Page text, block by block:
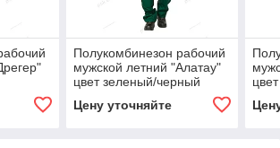
Полукомбинезон рабочий
мужской летний "Алатау"
цвет зеленый/черный
Цену уточняйте